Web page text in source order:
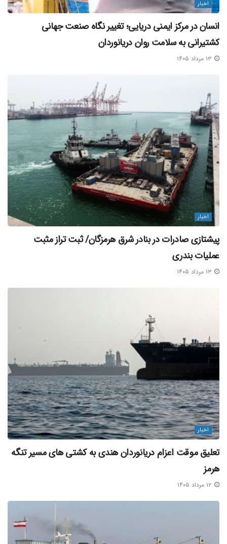
اخبار
انسان در مرکز ایمنی دریایی؛ تغییر نگاه صنعت جهانی
کشتیرانی به سلامت روان دریانوردان
اخبار
پیشتازی صادرات در بنادر شرق هرمزگان/ ثبت تراز مثبت
عملیات بندری
اخبار
تعلیق موقت اعزام دریانوردان هندی به کشتی‌ های مسیر تنگه
هرمز